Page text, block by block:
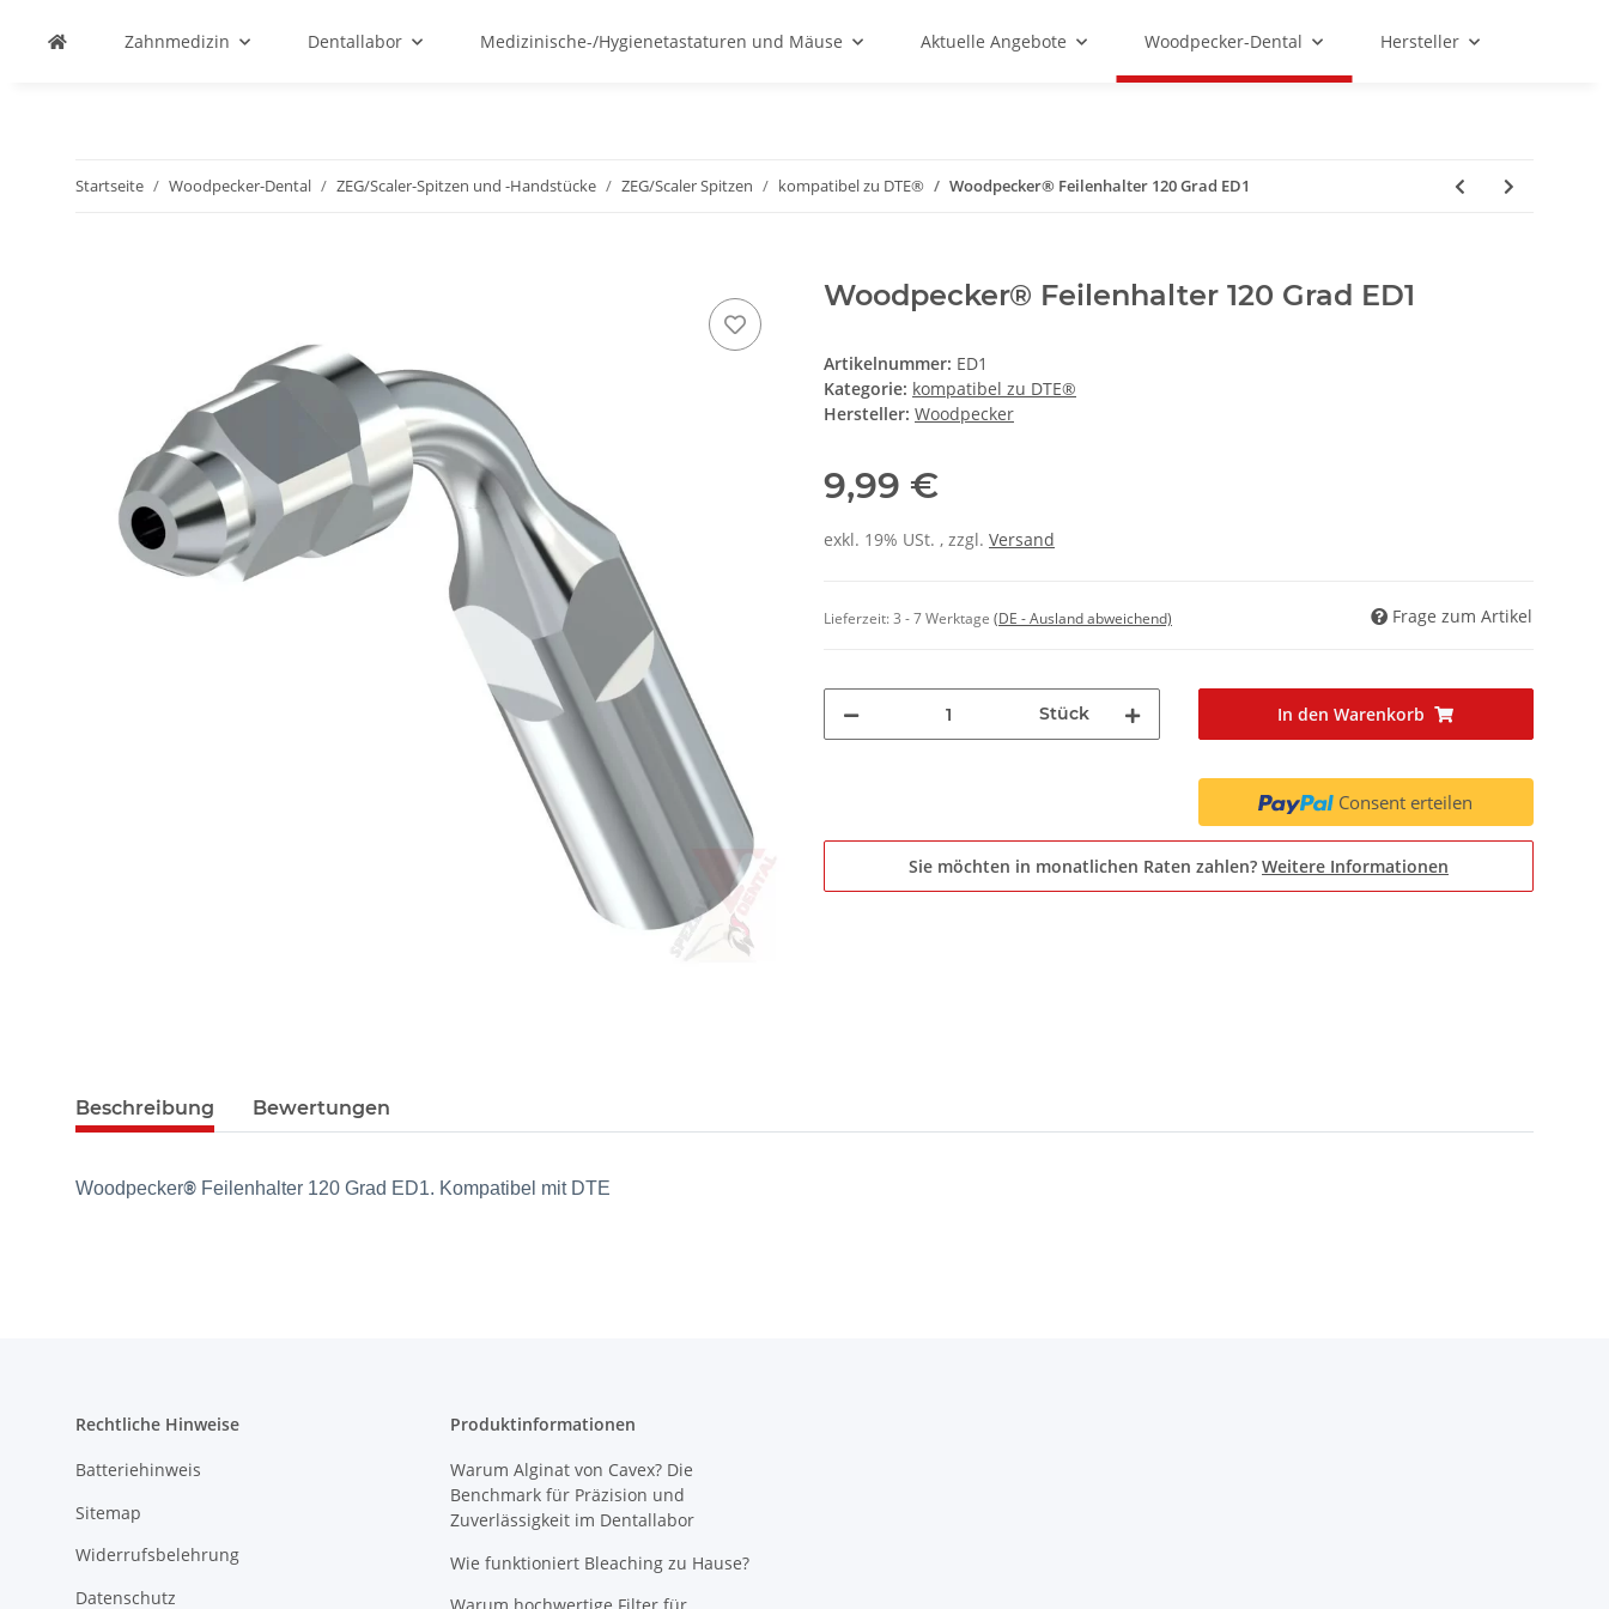
Zahnmedizin Dentallabor Medizinische-/Hygienetastaturen und Mäuse Aktuelle Angebote Woodpecker-Dental Hersteller
Startseite Woodpecker-Dental ZEG/Scaler-Spitzen und -Handstücke ZEG/Scaler Spitzen kompatibel zu DTE® Woodpecker® Feilenhalter 120 Grad ED1
Woodpecker® Feilenhalter 120 Grad ED1
Artikelnummer: ED1
Kategorie: kompatibel zu DTE®
Hersteller: Woodpecker
9,99 €
exkl. 19% USt. , zzgl. Versand
Lieferzeit:3 - 7 Werktage (DE - Ausland abweichend) Frage zum Artikel
Stück In den Warenkorb
Consent erteilen
Sie möchten in monatlichen Raten zahlen? Weitere Informationen
Beschreibung Bewertungen
Woodpecker® Feilenhalter 120 Grad ED1. Kompatibel mit DTE
Rechtliche Hinweise
Batteriehinweis
Sitemap
Widerrufsbelehrung
Datenschutz
Produktinformationen
Warum Alginat von Cavex? Die
Benchmark für Präzision und
Zuverlässigkeit im Dentallabor
Wie funktioniert Bleaching zu Hause?